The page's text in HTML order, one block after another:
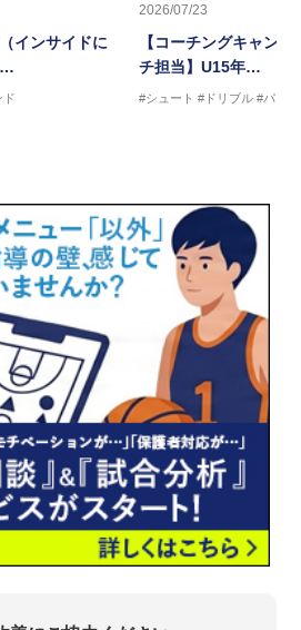
インサイドに
…
ド
2026/07/23
【コーチングキャン
チ担当】U15年…
#シュート #ドリブル #パス